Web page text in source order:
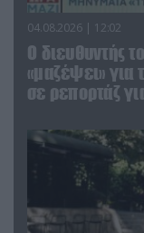
04.08.2026 | 12:02
O διευθυντής
«μαζέψει»
σε ρεπορτάζ